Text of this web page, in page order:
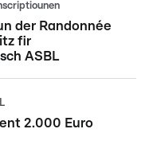
der Randonnée
fir
ASBL
2.000 Euro